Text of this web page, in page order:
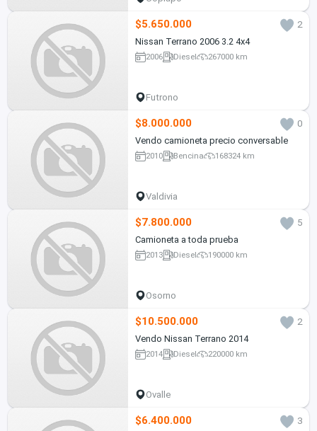
$5.650.000
2
Nissan Terrano 2006 3.2 4x4
2006 Diesel 267000 km
Futrono
$8.000.000
0
Vendo camioneta precio conversable
2010 Bencina 168324 km
Valdivia
$7.800.000
5
Camioneta a toda prueba
2013 Diesel 190000 km
Osorno
$10.500.000
2
Vendo Nissan Terrano 2014
2014 Diesel 220000 km
Ovalle
$6.400.000 3